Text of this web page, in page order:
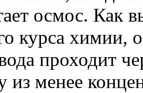
осмос. Как
курса химии,
проходит
из менее